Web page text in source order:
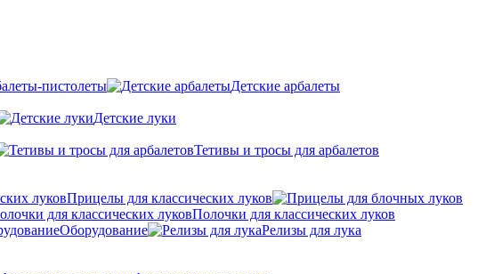
пистолеты
Детские арбалеты
Детские луки
Тетивы и тросы для арбалетов
Прицелы для классических луков
Полочки для классических луков
Оборудование
Релизы для лука